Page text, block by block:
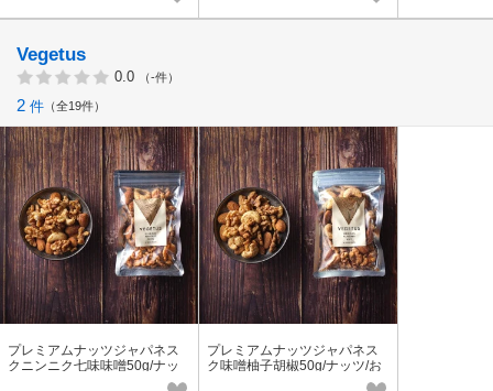
Vegetus
0.0 （-件）
2 件 全19件
プレミアムナッツジャパネス
クニンニク七味味噌50g/ナッ
プレミアムナッツジャパネス
ク味噌柚子胡椒50g/ナッツ/お